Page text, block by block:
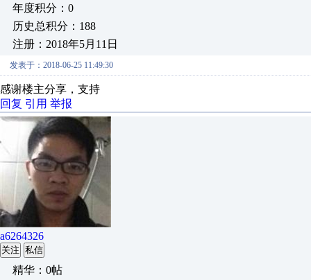
年度积分：0
历史总积分：188
注册：2018年5月11日
发表于：2018-06-25 11:49:30
感谢楼主分享，支持
回复 引用 举报
a6264326
关注 私信
精华：0帖